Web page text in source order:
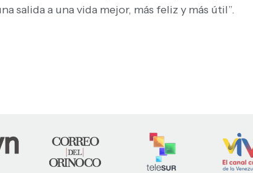
salida a una vida mejor, más feliz y más útil”.